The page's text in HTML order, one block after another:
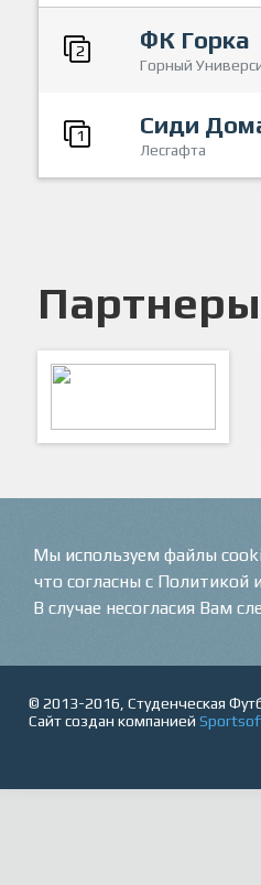
2 ФК Горка
Горный
1 Сиди
Лесгафта
Партнеры
© 2013-2016, Студенческая
Сайт создан компанией
Мы используем файлы
что согласны с Политикой
В случае несогласия Вам